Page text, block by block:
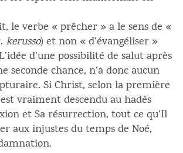
le verbe « prêcher » a le sens de «
kerusso) et non « d’évangéliser »
d’une possibilité de salut après
seconde chance, n’a donc aucun
Si Christ, selon la première
vraiment descendu au hadès
et Sa résurrection, tout ce qu’Il
aux injustes du temps de Noé,